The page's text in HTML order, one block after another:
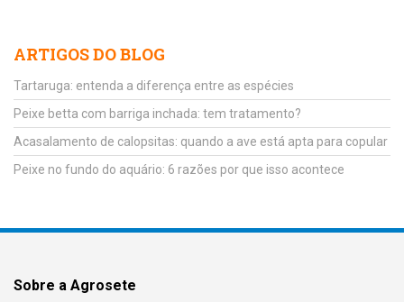
ARTIGOS DO BLOG
Tartaruga: entenda a diferença entre as espécies
Peixe betta com barriga inchada: tem tratamento?
Acasalamento de calopsitas: quando a ave está apta para copular
Peixe no fundo do aquário: 6 razões por que isso acontece
Sobre a Agrosete